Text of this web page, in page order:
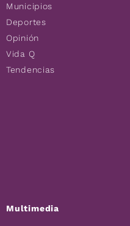
Municipios
Deportes
Opinión
Vida Q
Tendencias
Multimedia